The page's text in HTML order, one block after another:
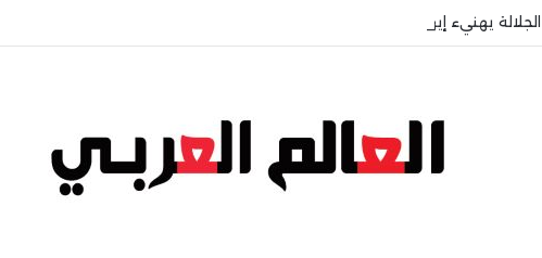
يهنيء إيهاب حسانين لتعيينه أمينًا عامًا لمجلس الجامعات الخاصة